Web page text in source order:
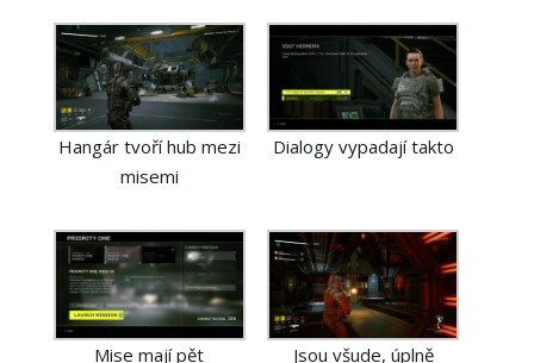
Hangár tvoří hub mezi
misemi
Dialogy vypadají takto
Mise mají pět
Jsou všude, úplně